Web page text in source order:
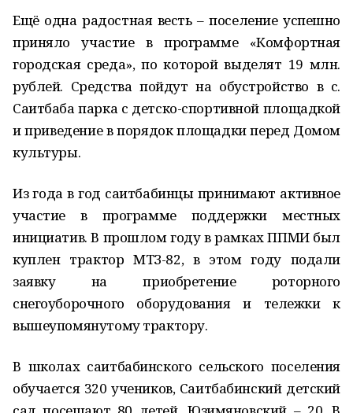
Ещё одна радостная весть – поселение успешно
приняло участие в программе «Комфортная
городская среда», по которой выделят 19 млн.
рублей. Средства пойдут на обустройство в с.
Саитбаба парка с детско-спортивной площадкой
и приведение в порядок площадки перед Домом
культуры.
Из года в год саитбабинцы принимают активное
участие в программе поддержки местных
инициатив. В прошлом году в рамках ППМИ был
куплен трактор МТЗ-82, в этом году подали
заявку на приобретение роторного
снегоуборочного оборудования и тележки к
вышеупомянутому трактору.
В школах саитбабинского сельского поселения
обучается 320 учеников, Саитбабинский детский